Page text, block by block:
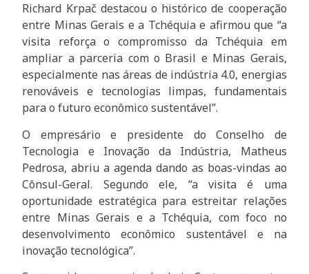
Richard Krpač destacou o histórico de cooperação
entre Minas Gerais e a Tchéquia e afirmou que “a
visita reforça o compromisso da Tchéquia em
ampliar a parceria com o Brasil e Minas Gerais,
especialmente nas áreas de indústria 4.0, energias
renováveis e tecnologias limpas, fundamentais
para o futuro econômico sustentável”.
O empresário e presidente do Conselho de
Tecnologia e Inovação da Indústria, Matheus
Pedrosa, abriu a agenda dando as boas-vindas ao
Cônsul-Geral. Segundo ele, “a visita é uma
oportunidade estratégica para estreitar relações
entre Minas Gerais e a Tchéquia, com foco no
desenvolvimento econômico sustentável e na
inovação tecnológica”.